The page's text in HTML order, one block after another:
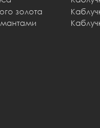
золота